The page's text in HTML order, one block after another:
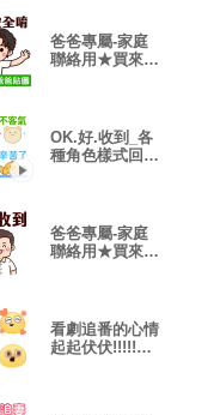
爸爸專屬-家庭
聯絡用★買來送
OK.好.收到_各
種角色樣式回覆
爸爸專屬-家庭
聯絡用★買來送
看劇追番的心情
起起伏伏!!!!!看